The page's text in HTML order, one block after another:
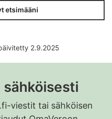
etsimääni
2.9.2025
viestit tai sähköisen